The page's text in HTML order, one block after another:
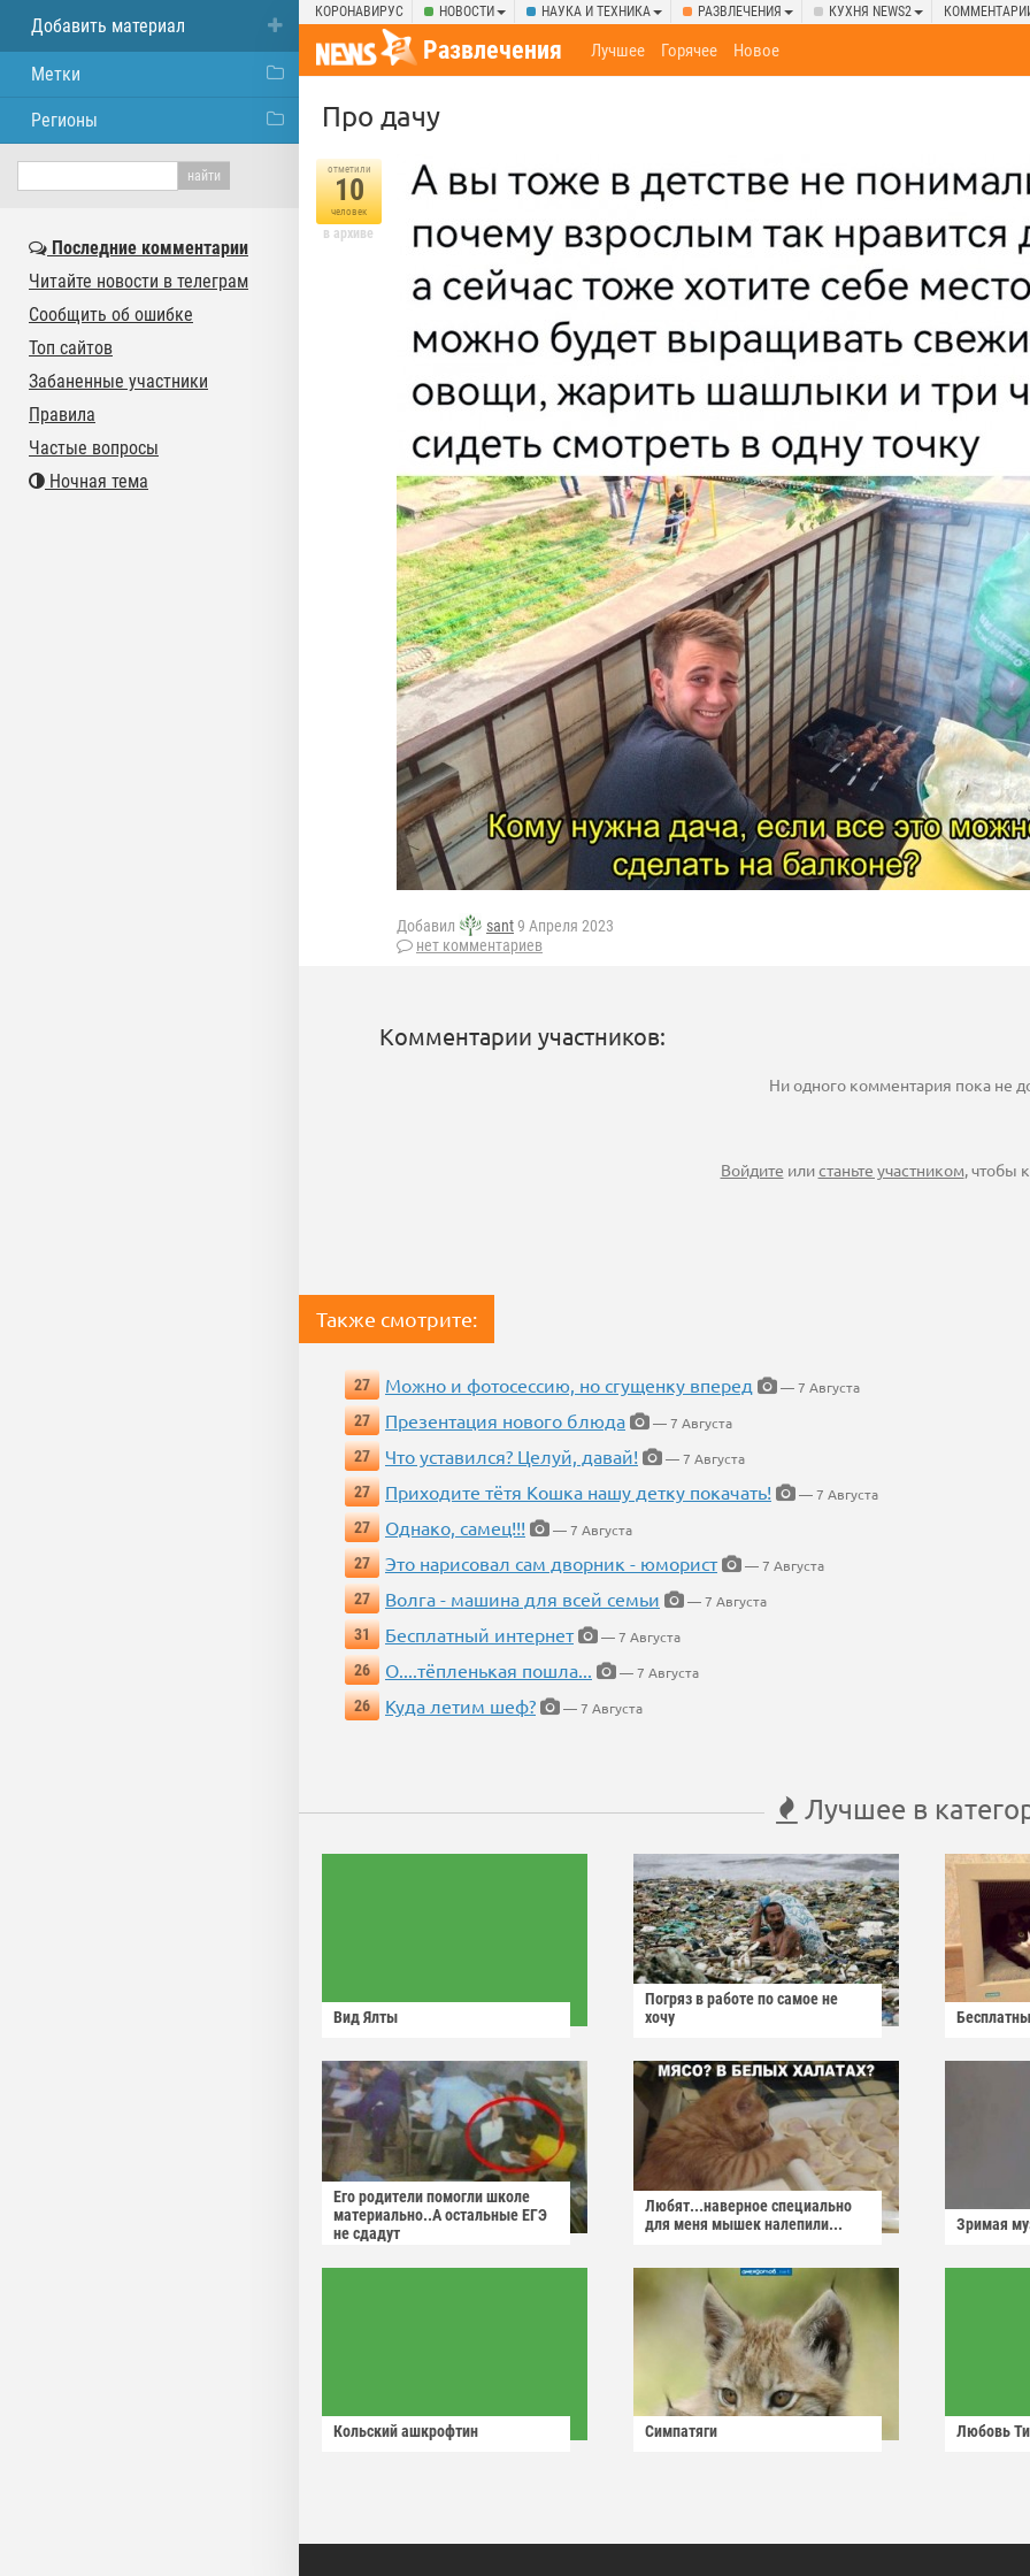
КОРОНАВИРУС НОВОСТИ НАУКА И ТЕХНИКА РАЗВЛЕЧЕНИЯ КУХНЯ NEWS2
Развлечения Лучшее Горячее Новое
Про дачу
отметили
10
человек
в архиве
Добавил sant9 Апреля 2023
нет комментариев
Комментарии участников:
Ни одного комментария пока не
Войдите илистаньте участником, чтобы
Также смотрите:
27 Можно и фотосессию, но сгущенку вперед
— 7 Августа
27
Презентация нового блюда
— 7 Августа
27
Что уставился? Целуй, давай!
— 7 Августа
27
Приходите тётя Кошка нашу детку покачать!
— 7 Августа
27
Однако, самец!!!
— 7 Августа
27
Это нарисовал сам дворник - юморист
— 7 Августа
27
Волга - машина для всей семьи
— 7 Августа
31
Бесплатный интернет
— 7 Августа
26
О....тёпленькая пошла...
— 7 Августа
26
Куда летим шеф? — 7 Августа
Лучшее в
Вид Ялты
Погряз в работе по самое не
хочу
Его родители помогли школе
материально..А остальные ЕГЭ
не сдадут
Любят...наверное специально
для меня мышек налепили...
Зримая
Кольский ашкрофтин Симпатяги Любовь
Добавить материал
Метки
Регионы
Последние комментарии
Читайте новости в телеграм
Сообщить об ошибке
Топ сайтов
Забаненные участники
Правила
Частые вопросы
Ночная тема